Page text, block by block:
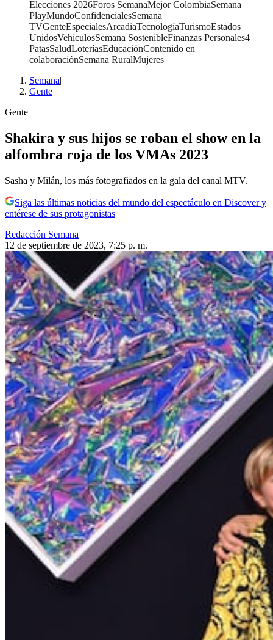
Elecciones 2026Foros SemanaMejor ColombiaSemana
PlayMundoConfidencialesSemana
TVGenteEspecialesArcadiaTecnologíaTurismoEstados
UnidosVehículosSemana SostenibleFinanzas Personales4
PatasSaludLoteríasEducaciónContenido en
colaboraciónSemana RuralMujeres
Semana|
Gente
Gente
Shakira y sus hijos se roban el show en la
alfombra roja de los VMAs 2023
Sasha y Milán, los más fotografiados en la gala del canal MTV.
Siga las últimas noticias del mundo del espectáculo en Discover y
entérese de sus protagonistas
Redacción Semana
12 de septiembre de 2023, 7:25 p. m.